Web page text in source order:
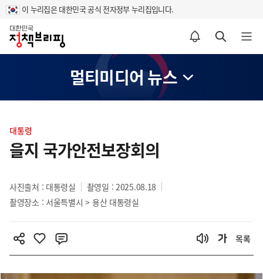
이 누리집은 대한민국 공식 전자정부 누리집입니다.
홈
알림설정 바로가기 검색 바로가기 메뉴 열기
멀티미디어 뉴스
텐
츠
영
역
대통령
을지 국가안전보장회의
사진출처 : 대통령실
촬영일 : 2025.08.18
촬영장소 : 서울특별시 > 용산 대통령실
목록